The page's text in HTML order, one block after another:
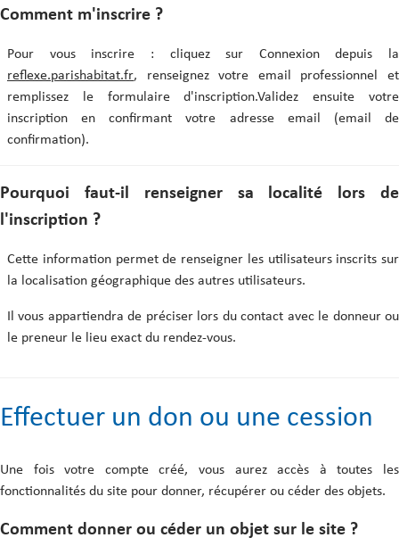
Comment m'inscrire ?
Pour vous inscrire : cliquez sur Connexion depuis la
reflexe.parishabitat.fr, renseignez votre email professionnel et
remplissez le formulaire d'inscription.Validez ensuite votre
inscription en confirmant votre adresse email (email de
confirmation).
Pourquoi faut-il renseigner sa localité lors de
l'inscription ?
Cette information permet de renseigner les utilisateurs inscrits sur
la localisation géographique des autres utilisateurs.
Il vous appartiendra de préciser lors du contact avec le donneur ou
le preneur le lieu exact du rendez-vous.
Effectuer un don ou une cession
Une fois votre compte créé, vous aurez accès à toutes les
fonctionnalités du site pour donner, récupérer ou céder des objets.
Comment donner ou céder un objet sur le site ?